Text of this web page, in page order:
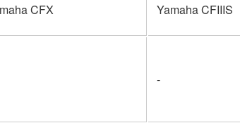
CFX Yamaha CFIIIS
-